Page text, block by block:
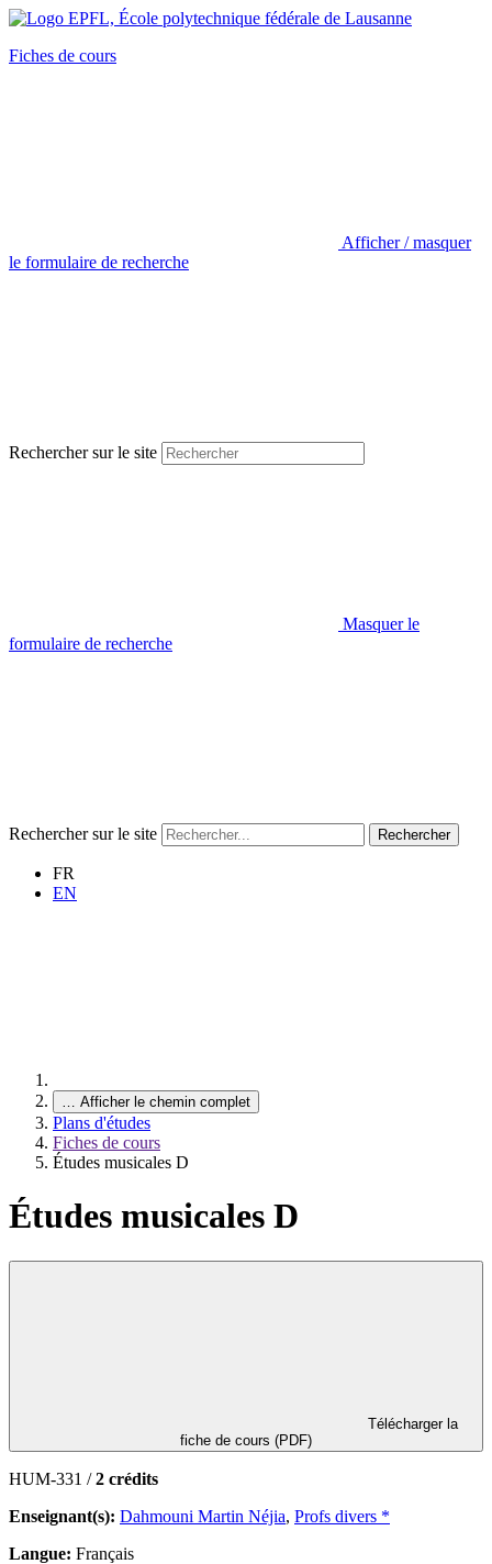
Fiches de cours
Afficher / masquer
le formulaire de recherche
Rechercher sur le site
Masquer le
formulaire de recherche
Rechercher sur le site Rechercher
FR
EN
… Afficher le chemin complet
Plans d'études
Fiches de cours
Études musicales D
Études musicales D
fiche de cours (PDF)
HUM-331 /2 crédits
Enseignant(s): Dahmouni Martin Néjia, Profs divers *
Langue: Français